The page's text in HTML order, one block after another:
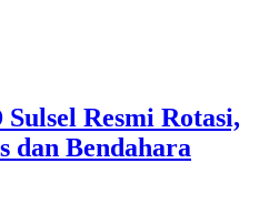
Resmi Rotasi,
dan Bendahara